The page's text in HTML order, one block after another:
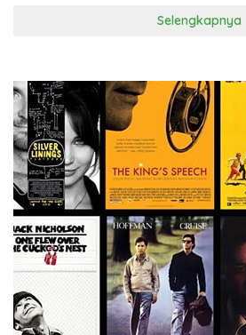
Selengkapnya